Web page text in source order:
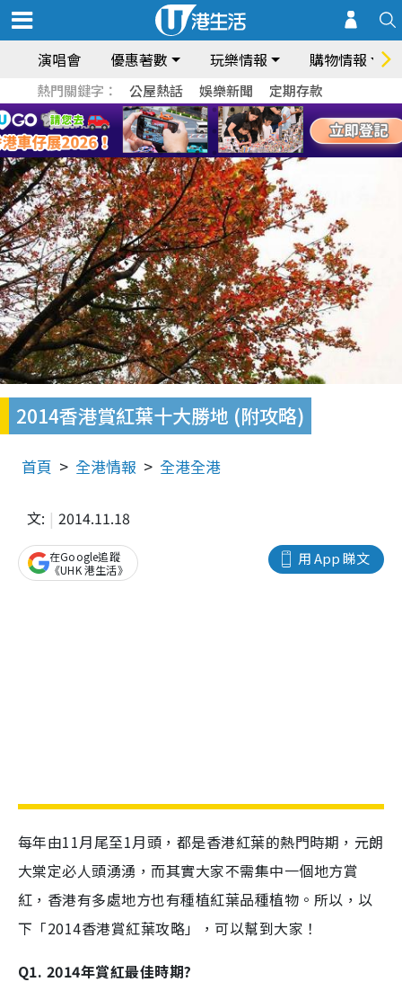
演唱會 優惠著數 玩樂情報 購物情報
熱門關鍵字： 公屋熱話 娛樂新聞 定期存款
2014香港賞紅葉十大勝地 (附攻略)
首頁 全港情報 全港全港
文: 2014.11.18
用 App 睇文
在Google追蹤
《UHK 港生活》
每年由11月尾至1月頭，都是香港紅葉的熱門時期，元朗
大棠定必人頭湧湧，而其實大家不需集中一個地方賞
紅，香港有多處地方也有種植紅葉品種植物。所以，以
下「2014香港賞紅葉攻略」，可以幫到大家！
Q1. 2014年賞紅最佳時期?